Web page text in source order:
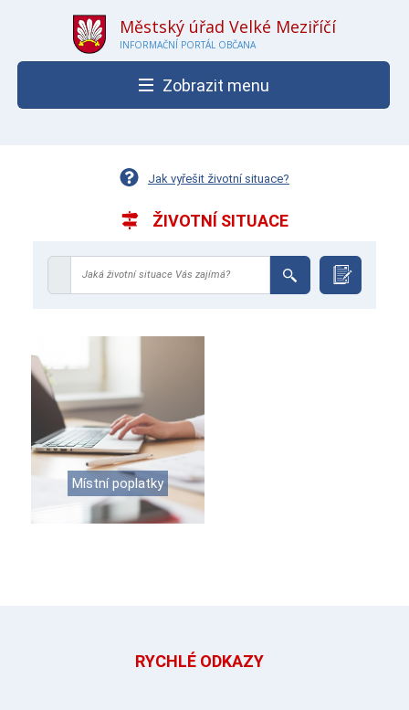
Městský úřad Velké Meziříčí
INFORMAČNÍ PORTÁL OBČANA
Zobrazit menu
Jak vyřešit životní situace?
ŽIVOTNÍ SITUACE
Jaká životní situace Vás zajímá?
Místní poplatky
RYCHLÉ ODKAZY